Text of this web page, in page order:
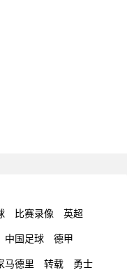
比赛录像 英超
中国足球 德甲
马德里 转载 勇士